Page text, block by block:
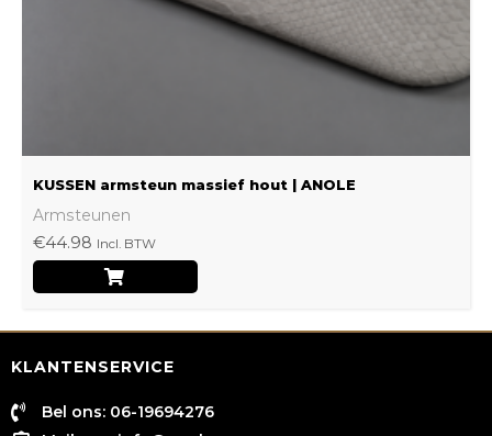
KUSSEN armsteun massief hout | ANOLE
Armsteunen
€44.98 Incl. BTW
worden
KLANTENSERVICE
Bel ons: 06-19694276